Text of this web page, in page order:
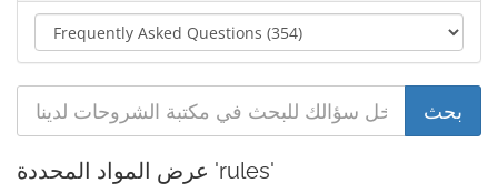
عرض المواد المحددة 'rules'